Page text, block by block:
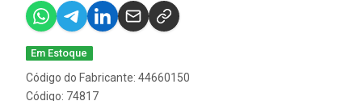
Em Estoque
Código do Fabricante: 44660150
Código: 74817